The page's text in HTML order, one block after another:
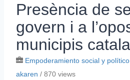
Presència de
govern i a
municipis
Empoderamiento social y político
akaren / 870 views